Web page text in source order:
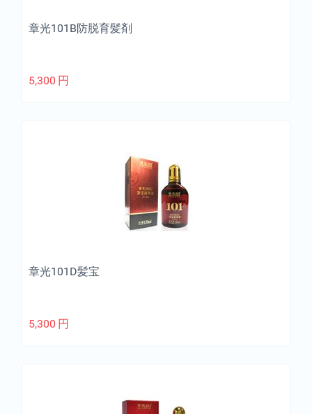
章光101B防脱育髪剤
5,300 円
章光101D髪宝
5,300 円